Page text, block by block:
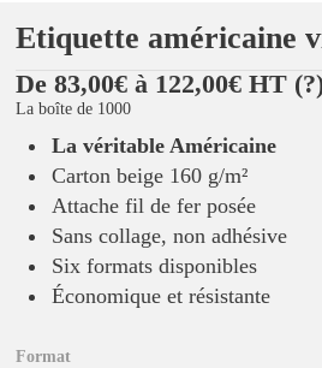
Etiquette américaine
De 83,00€ à 122,00€ HT
La boîte de 1000
La véritable Américaine
Carton beige 160 g/m²
Attache fil de fer posée
Sans collage, non adhésive
Six formats disponibles
Économique et résistante
Format